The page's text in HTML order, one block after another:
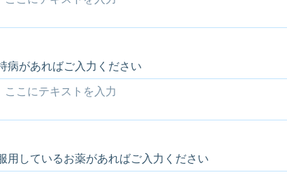
病があればご入力ください
用しているお薬があればご入力ください